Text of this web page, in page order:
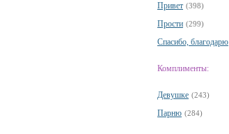
Привет (398)
Прости (299)
Спасибо, благодарю
Комплименты:
Девушке (243)
Парню (284)